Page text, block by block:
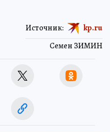
Семен ЗИМИН
Источник: kp.ru